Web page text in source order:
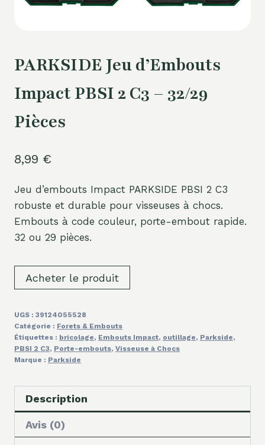
PARKSIDE Jeu d’Embouts
Impact PBSI 2 C3 – 32/29
Pièces
8,99 €
Jeu d’embouts Impact PARKSIDE PBSI 2 C3
robuste et durable pour visseuses à chocs.
Embouts à code couleur, porte-embout rapide.
32 ou 29 pièces.
Acheter le produit
UGS : 39124055528
Catégorie : Forets & Embouts
Étiquettes : bricolage, Embouts Impact, outillage, Parkside,
PBSI 2 C3, Porte-embouts, Visseuse à Chocs
Marque : Parkside
Description
Avis (0)